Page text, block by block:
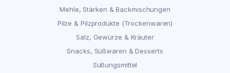
Mehle, Stärken & Backmischungen
Pilze & Pilzprodukte (Trockenwaren)
Salz, Gewürze & Kräuter
Snacks, Süßwaren & Desserts
Süßungsmittel